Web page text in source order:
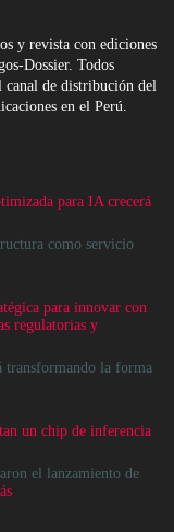
y revista con ediciones
Dossier. Todos
de distribución del
en el Perú.
para IA crecerá
como servicio
para innovar con
regulatorias y
la forma
un chip de inferencia
el lanzamiento de
: